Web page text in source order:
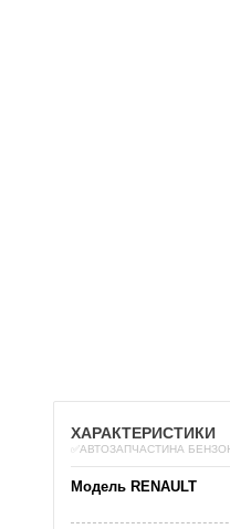
ХАРАКТЕРИСТИКИ
✅АВТОЗАПЧАСТИНА
Модель RENAULT